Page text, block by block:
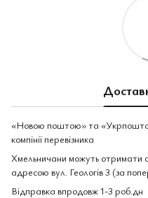
«Новою поштою» та
компінії перевізника
Хмельничани можуть отримати
адресою вул. Геологів 3 (за
Відправка впродовж 1-3 роб.дн